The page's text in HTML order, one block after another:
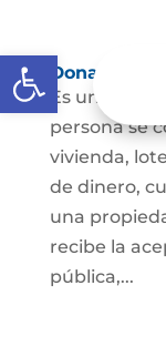
Abrir barra de
Donación
Es uno de
persona se
vivienda,
de dinero,
una
recibe la
pública,...